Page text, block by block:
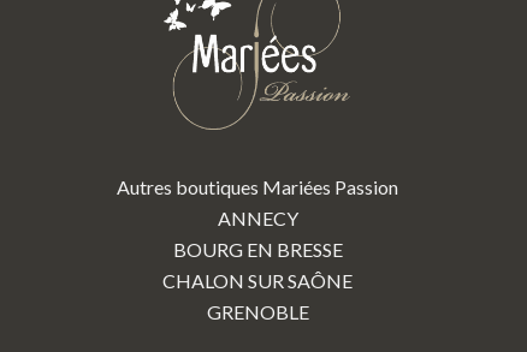
Autres boutiques Mariées Passion
ANNECY
BOURG EN BRESSE
CHALON SUR SAÔNE
GRENOBLE